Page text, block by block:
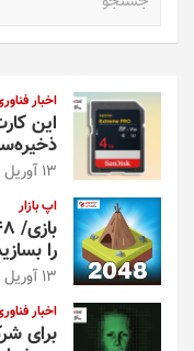
اخبار
13 آوریل 2024
اپ بازار
را
13 آوریل 2024
اخبار
برای